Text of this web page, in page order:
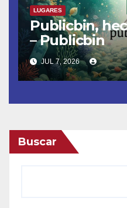
LUGARES
Publicbin,
– Publicbin
JUL 7, 2026
Buscar